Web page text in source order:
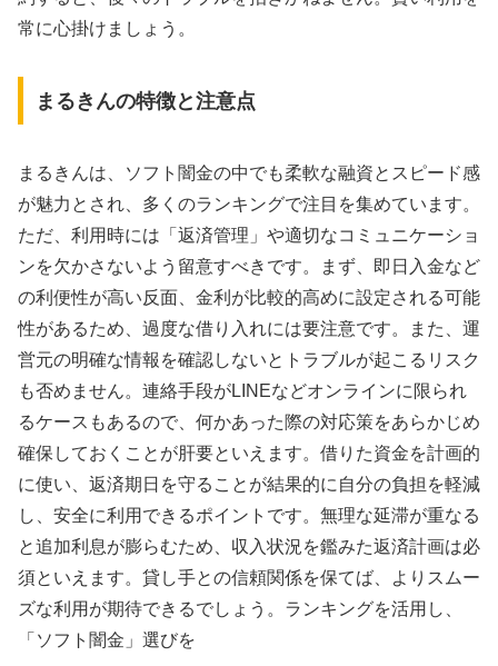
常に心掛けましょう。
まるきんの特徴と注意点
まるきんは、ソフト闇金の中でも柔軟な融資とスピード感
が魅力とされ、多くのランキングで注目を集めています。
ただ、利用時には「返済管理」や適切なコミュニケーショ
ンを欠かさないよう留意すべきです。まず、即日入金など
の利便性が高い反面、金利が比較的高めに設定される可能
性があるため、過度な借り入れには要注意です。また、運
営元の明確な情報を確認しないとトラブルが起こるリスク
も否めません。連絡手段がLINEなどオンラインに限られ
るケースもあるので、何かあった際の対応策をあらかじめ
確保しておくことが肝要といえます。借りた資金を計画的
に使い、返済期日を守ることが結果的に自分の負担を軽減
し、安全に利用できるポイントです。無理な延滞が重なる
と追加利息が膨らむため、収入状況を鑑みた返済計画は必
須といえます。貸し手との信頼関係を保てば、よりスムー
ズな利用が期待できるでしょう。ランキングを活用し、
「ソフト闇金」選びを